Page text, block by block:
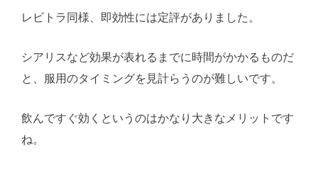
レビトラ同様、即効性には定評がありました。
シアリスなど効果が表れるまでに時間がかかるものだ
と、服用のタイミングを見計らうのが難しいです。
飲んですぐ効くというのはかなり大きなメリットです
ね。